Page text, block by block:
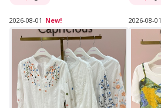
2026-08-01 New! 2026-08-01